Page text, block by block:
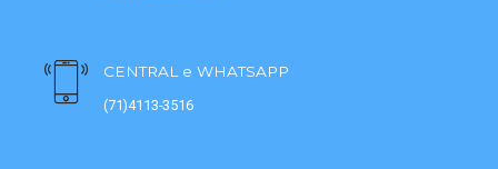
CENTRAL e WHATSAPP
(71)4113-3516